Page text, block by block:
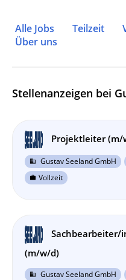
Alle Jobs Teilzeit
Über uns
Stellenanzeigen bei
Projektleiter (m/
business Gustav Seeland GmbH
work Vollzeit
Sachbearbeiter/
(m/w/d)
business Gustav Seeland GmbH